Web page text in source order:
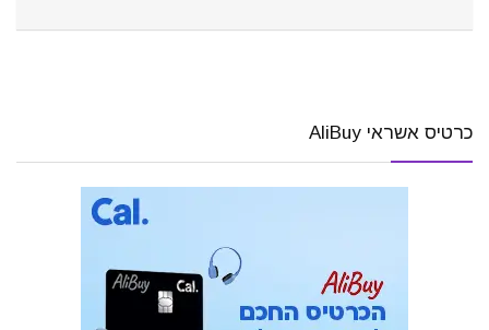
כרטיס אשראי AliBuy